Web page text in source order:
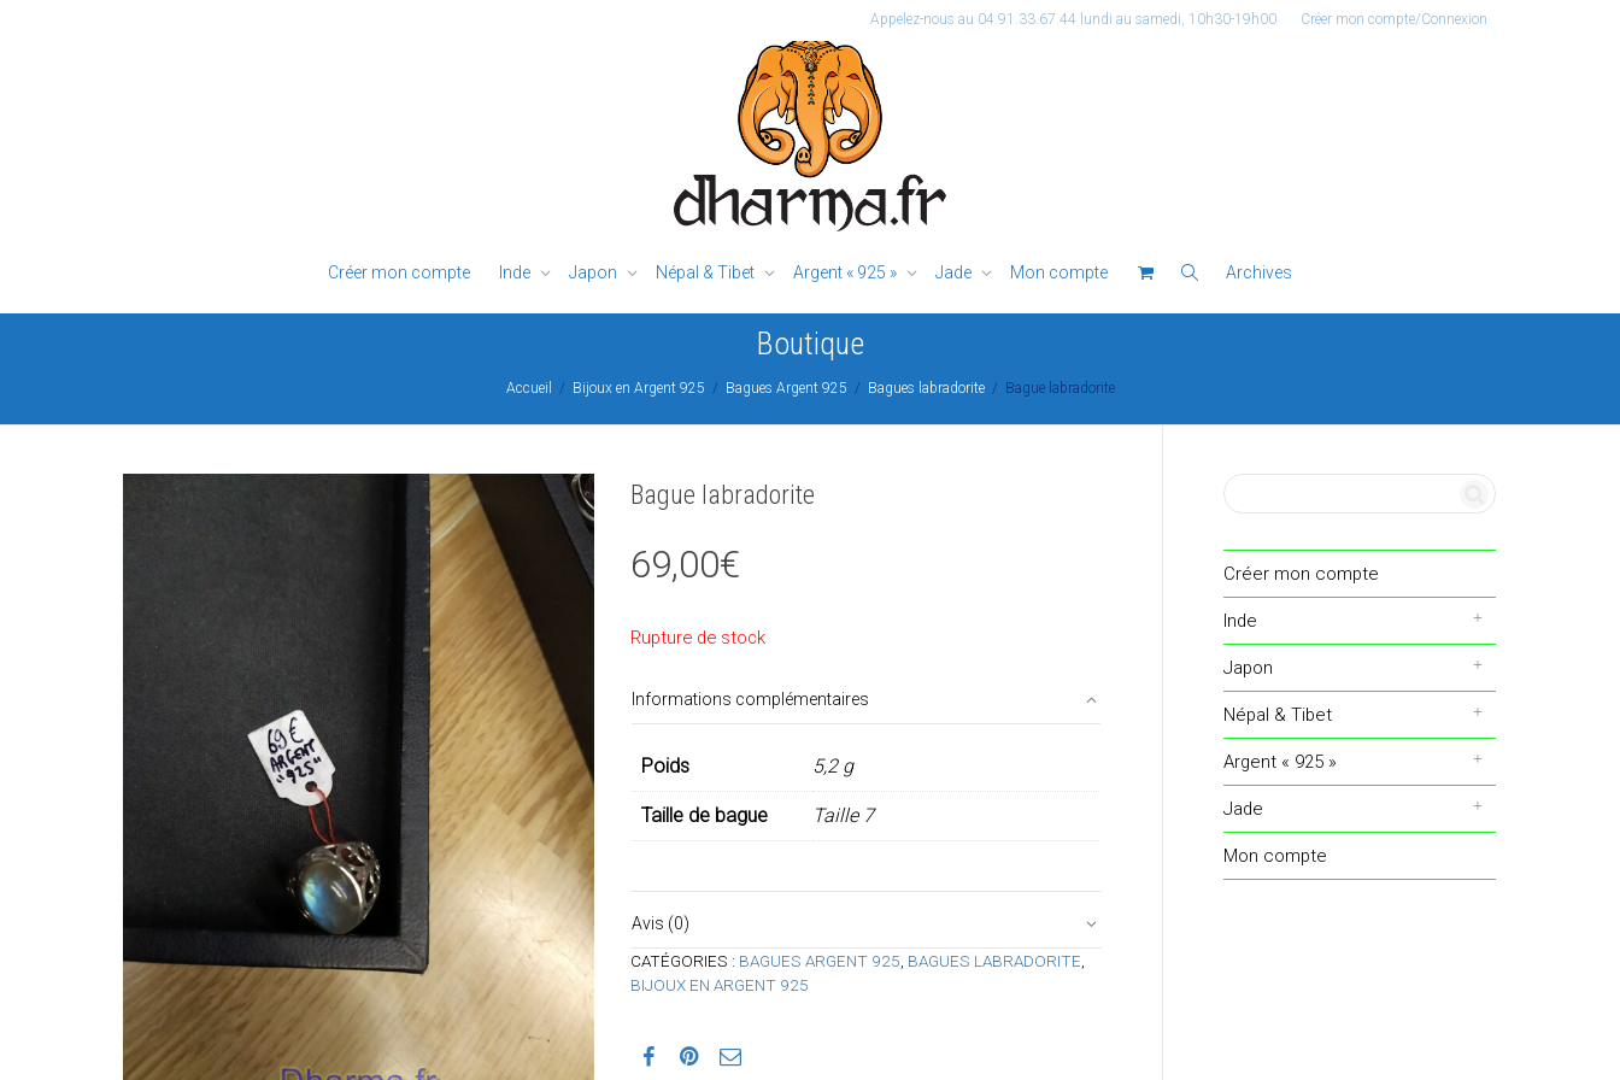
Appelez-nous au 04.91.33.67.44 lundi au samedi, 10h30-19h00 Créer mon compte/Connexion
Créer mon compte Inde Japon Népal & Tibet Argent « 925 » Jade Mon compte Archives
Boutique
Accueil Bijoux en Argent 925 Bagues Argent 925 Bagues labradorite Bague labradorite
Bague labradorite
69,00€
Rupture de stock
Informations complémentaires
Poids 5,2 g
Taille de bague Taille 7
Avis (0)
CATÉGORIES : BAGUES ARGENT 925 BAGUES LABRADORITE
BIJOUX EN ARGENT 925
Créer mon compte
Inde
Japon
Népal & Tibet
Argent « 925 »
Jade
Mon compte